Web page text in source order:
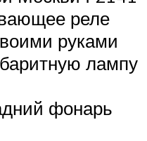
реле
руками
лампу
фонарь